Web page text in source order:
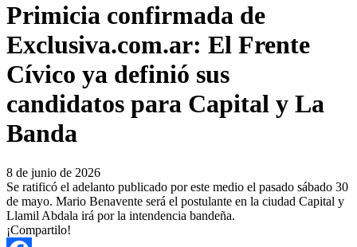
​Primicia confirmada de
Exclusiva.com.ar: El Frente
Cívico ya definió sus
candidatos para Capital y La
Banda
8 de junio de 2026
​Se ratificó el adelanto publicado por este medio el pasado sábado 30
de mayo. Mario Benavente será el postulante en la ciudad Capital y
Llamil Abdala irá por la intendencia bandeña.
¡Compartilo!